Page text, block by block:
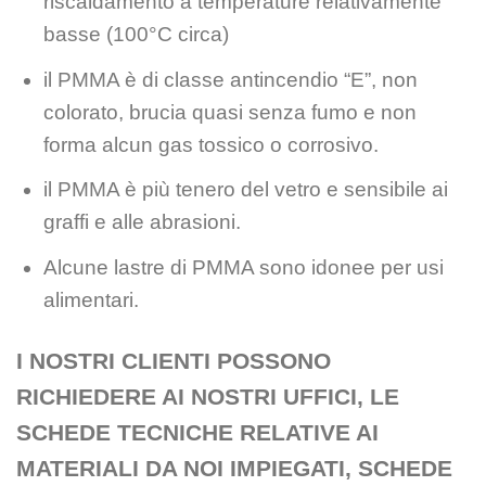
basse (100°C circa)
il PMMA è di classe antincendio “E”, non
colorato, brucia quasi senza fumo e non
forma alcun gas tossico o corrosivo.
il PMMA è più tenero del vetro e sensibile ai
graffi e alle abrasioni.
Alcune lastre di PMMA sono idonee per usi
alimentari.
I NOSTRI CLIENTI POSSONO
RICHIEDERE AI NOSTRI UFFICI, LE
SCHEDE TECNICHE RELATIVE AI
MATERIALI DA NOI IMPIEGATI, SCHEDE